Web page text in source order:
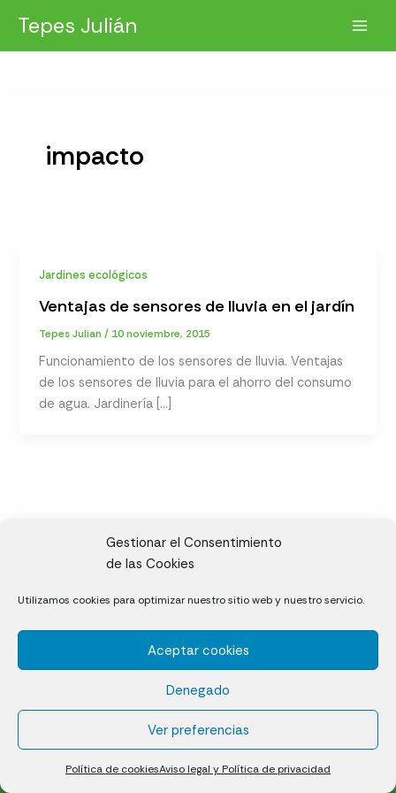
Gestionar el Consentimiento
de las Cookies
Utilizamos cookies para optimizar nuestro sitio web y nuestro servicio.
Aceptar cookies
Denegado
Ver preferencias
Política de cookiesAviso legal y Política de privacidad
contenido
Tepes Julián
impacto
Jardines ecológicos
Ventajas de sensores de lluvia en el jardín
Tepes Julian/ 10 noviembre, 2015
Funcionamiento de los sensores de lluvia. Ventajas
de los sensores de lluvia para el ahorro del consumo
de agua. Jardinería […]
Cáceres
Césped natural en tepes
Política de cookies (UE)
Aviso legal y Política de privacidad
¿Quiénes somos?
Contacto